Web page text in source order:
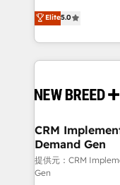
の一部をAIが自律
Breeze・Claude
革を、構想から実
の統合・浸透・変革管理
計・構築：リード
計・導線設計・テ
提供。 ▸ 既存CRM
into a revenue
includes
Software) and
making this the
and system
trainers to drive
Generation - Full-funnel marketing and high-
performance
Expert
Elite5.0
CRM
Demand Gen
提供元：CRM
Gen